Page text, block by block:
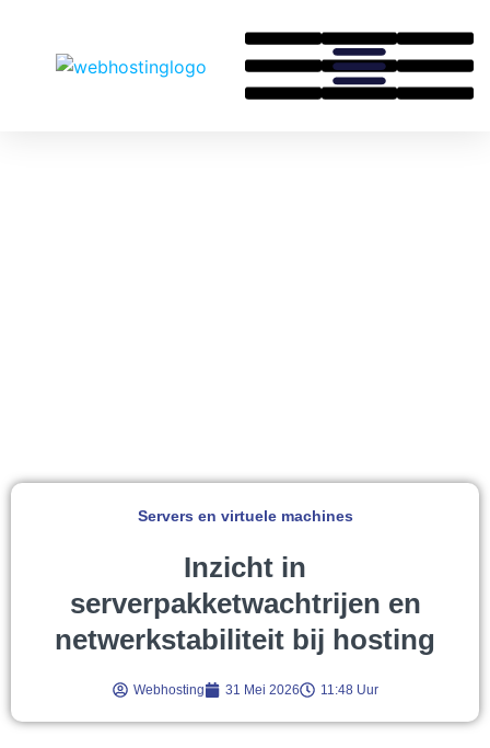
Servers en virtuele machines
Inzicht in
serverpakketwachtrijen en
netwerkstabiliteit bij hosting
Webhosting 31 Mei 2026 11:48 Uur